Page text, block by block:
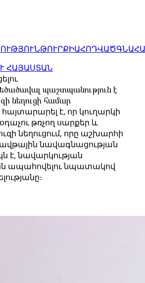
ԹՈՒՐՔԻԱՀՈԴՎԱԾ
ՀԱՅԱՍՏԱՆ
պաշտպանություն է
նեղուցի համար
է, որ կուղարկի
թռչող սարքեր և
նեղուցում, որը աշխարհի
նավագնացության
է, նավարկության
ապահովելու նպատակով